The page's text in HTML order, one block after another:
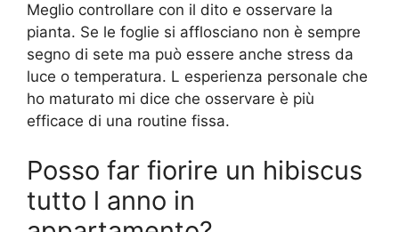
Meglio controllare con il dito e osservare la
pianta. Se le foglie si afflosciano non è sempre
segno di sete ma può essere anche stress da
luce o temperatura. L esperienza personale che
ho maturato mi dice che osservare è più
efficace di una routine fissa.
Posso far fiorire un hibiscus
tutto l anno in